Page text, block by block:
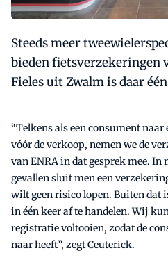
Steeds meer
bieden fietsverzekeringen
Fieles uit Zwalm is daar
“Telkens als een consument
vóór de verkoop, nemen we de
van ENRA in dat gesprek mee. In
gevallen sluit men een
wilt geen risico lopen. Buiten dat
in één keer af te handelen. Wij
registratie voltooien, zodat de
naar heeft”, zegt Ceuterick.